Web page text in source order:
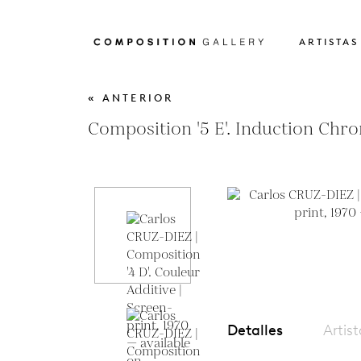
ARTISTAS
« ANTERIOR
Composition '5 E'. Induction
Detalles